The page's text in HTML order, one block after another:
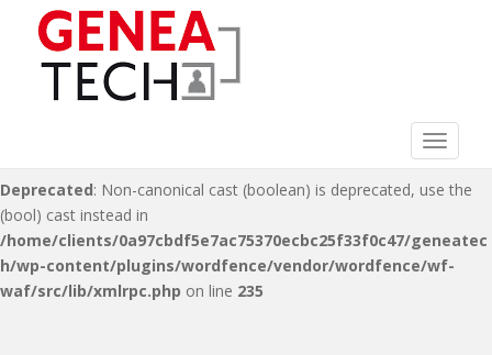
Deprecated: Non-canonical cast (double) is deprecated, use the
(float) cast instead in
/home/clients/0a97cbdf5e7ac75370ecbc25f33f0c47/geneatec
Deprecated: Non-canonical cast (boolean) is deprecated, use the
(bool) cast instead in
/home/clients/0a97cbdf5e7ac75370ecbc25f33f0c47/geneatec
h/wp-content/plugins/wordfence/vendor/wordfence/wf-
waf/src/lib/xmlrpc.php on line 235
Toggle